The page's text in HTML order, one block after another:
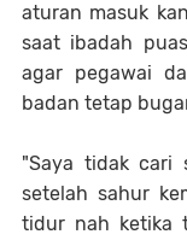
aturan masuk
saat ibadah
agar pegawai
badan tetap
"Saya tidak cari
setelah sahur
tidur nah ketika